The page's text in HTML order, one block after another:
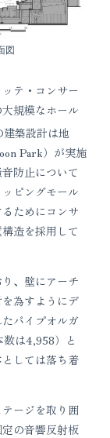
図
テ・コンサー
規模なホール
建築設計は地
Park）が実施
防止について
ピングモール
ためにコンサ
造を採用して
、壁にアーチ
為すようにデ
パイプオルガ
は4,958）と
しては落ち着
ージを取り囲
の音響反射板